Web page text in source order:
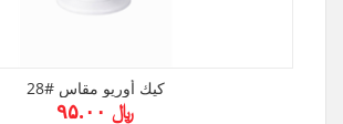
كيك أوريو مقاس #28
﷼ ۹۵.۰۰